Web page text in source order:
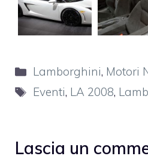
Categorie
Lamborghini, Motori
Tag
Eventi, LA 2008,
Lascia un